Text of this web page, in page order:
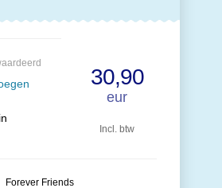
30,90
eur
Incl. btw
Forever Friends